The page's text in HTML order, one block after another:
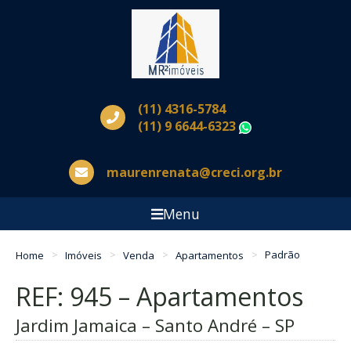
(11) 4316-5784
(11) 9 6644-6323
maurenrenata@creci.org.br
Menu
Home Imóveis Venda Apartamentos Padrão
REF: 945 – Apartamentos
Jardim Jamaica – Santo André – SP